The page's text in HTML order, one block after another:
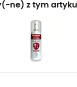
ne) z tym